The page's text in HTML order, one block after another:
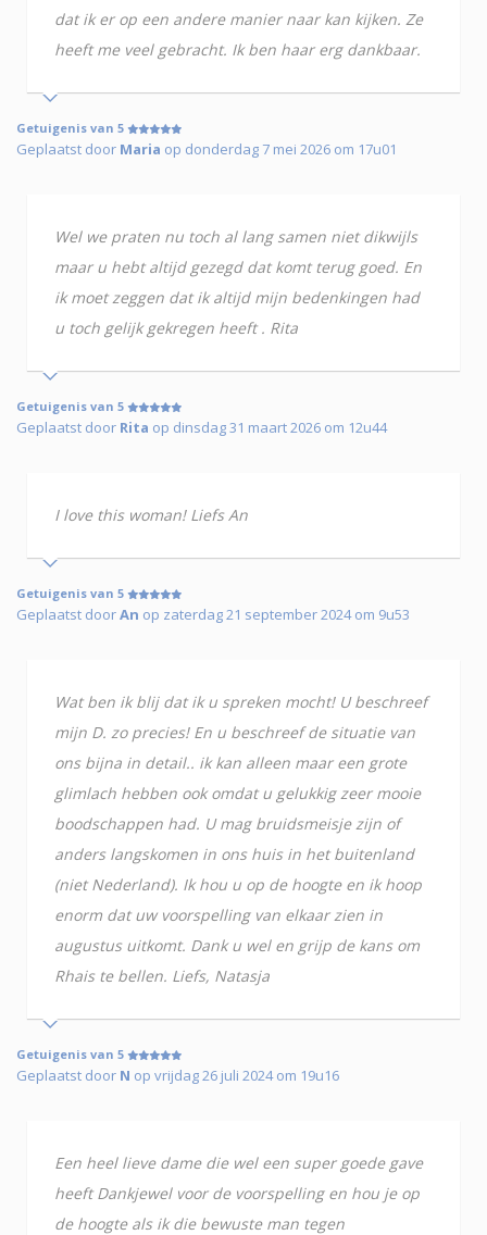
dat ik er op een andere manier naar kan kijken. Ze
heeft me veel gebracht. Ik ben haar erg dankbaar.
Getuigenis van 5
Geplaatst door Maria op donderdag 7 mei 2026 om 17u01
Wel we praten nu toch al lang samen niet dikwijls
maar u hebt altijd gezegd dat komt terug goed. En
ik moet zeggen dat ik altijd mijn bedenkingen had
u toch gelijk gekregen heeft . Rita
Getuigenis van 5
Geplaatst door Rita op dinsdag 31 maart 2026 om 12u44
I love this woman! Liefs An
Getuigenis van 5
Geplaatst doorAn op zaterdag 21 september 2024 om 9u53
Wat ben ik blij dat ik u spreken mocht! U beschreef
mijn D. zo precies! En u beschreef de situatie van
ons bijna in detail.. ik kan alleen maar een grote
glimlach hebben ook omdat u gelukkig zeer mooie
boodschappen had. U mag bruidsmeisje zijn of
anders langskomen in ons huis in het buitenland
(niet Nederland). Ik hou u op de hoogte en ik hoop
enorm dat uw voorspelling van elkaar zien in
augustus uitkomt. Dank u wel en grijp de kans om
Rhais te bellen. Liefs, Natasja
Getuigenis van 5
Geplaatst door N op vrijdag 26 juli 2024 om 19u16
Een heel lieve dame die wel een super goede gave
heeft Dankjewel voor de voorspelling en hou je op
de hoogte als ik die bewuste man tegen